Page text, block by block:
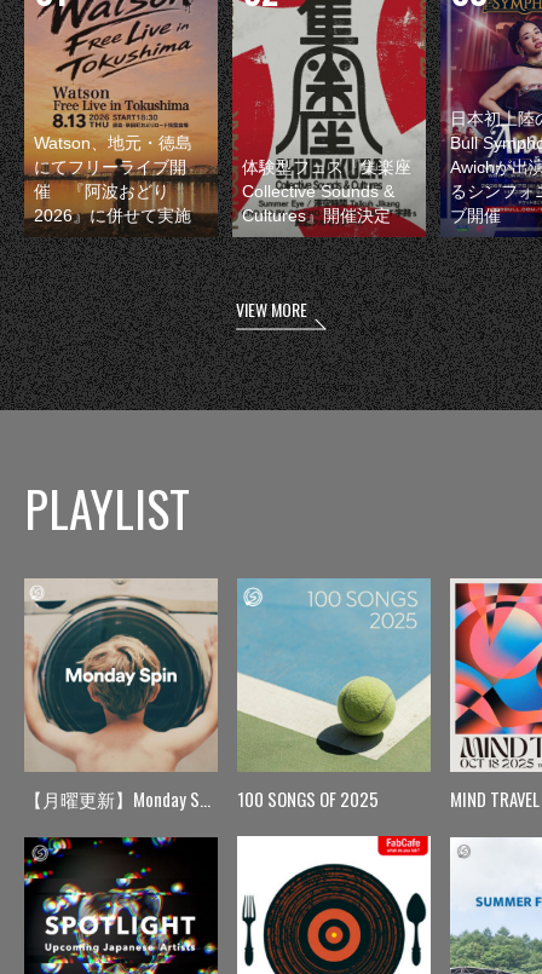
Watson、地元・徳島
にてフリーライブ開
催 『阿波おどり
2026』に併せて実施
体験型フェス『集楽座
Collective Sounds &
Cultures』開催決定
日本初上陸
Bull
Awichが出
るシンフォ
ブ開催
VIEW MORE
PLAYLIST
【月曜更新】Monday Spin 100 SONGS OF 2025 MIND TRAVEL